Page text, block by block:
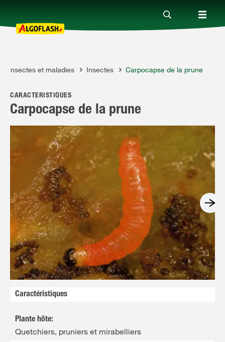
Nos produits
Conseils
Qui sommes-nous ?
Promotions
Insectes et maladies Insectes Carpocapse de la prune
CARACTÉRISTIQUES
Carpocapse de la prune
Caractéristiques
Plante hôte:
Quetchiers, pruniers et mirabelliers